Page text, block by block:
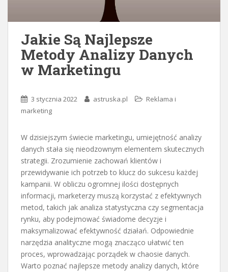
Jakie Są Najlepsze
Metody Analizy Danych
w Marketingu
3 stycznia 2022 astruska.pl
Reklama i
marketing
W dzisiejszym świecie marketingu, umiejętność analizy
danych stała się nieodzownym elementem skutecznych
strategii. Zrozumienie zachowań klientów i
przewidywanie ich potrzeb to klucz do sukcesu każdej
kampanii. W obliczu ogromnej ilości dostępnych
informacji, marketerzy muszą korzystać z efektywnych
metod, takich jak analiza statystyczna czy segmentacja
rynku, aby podejmować świadome decyzje i
maksymalizować efektywność działań. Odpowiednie
narzędzia analityczne mogą znacząco ułatwić ten
proces, wprowadzając porządek w chaosie danych.
Warto poznać najlepsze metody analizy danych, które